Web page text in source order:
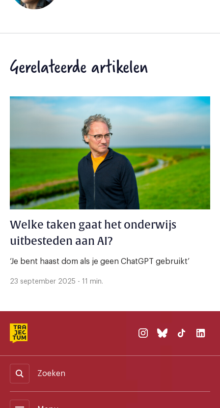
Gerelateerde artikelen
Welke taken gaat het onderwijs
uitbesteden aan AI?
‘Je bent haast dom als je geen ChatGPT gebruikt’
23 september 2025 - 11 min.
Zoeken